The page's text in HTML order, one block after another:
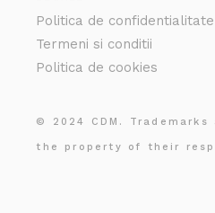
Politica de confidentialitate
Termeni si conditii
Politica de cookies
© 2024 CDM. Trademarks
the property of their